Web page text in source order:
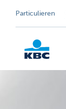
Particulieren